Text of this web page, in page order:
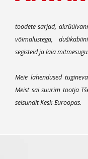
toodete sarjad,
võimalustega,
segisteid ja laia
Meie lahendused
Meist sai suurim tootja
seisundit Kesk-Euroopas.